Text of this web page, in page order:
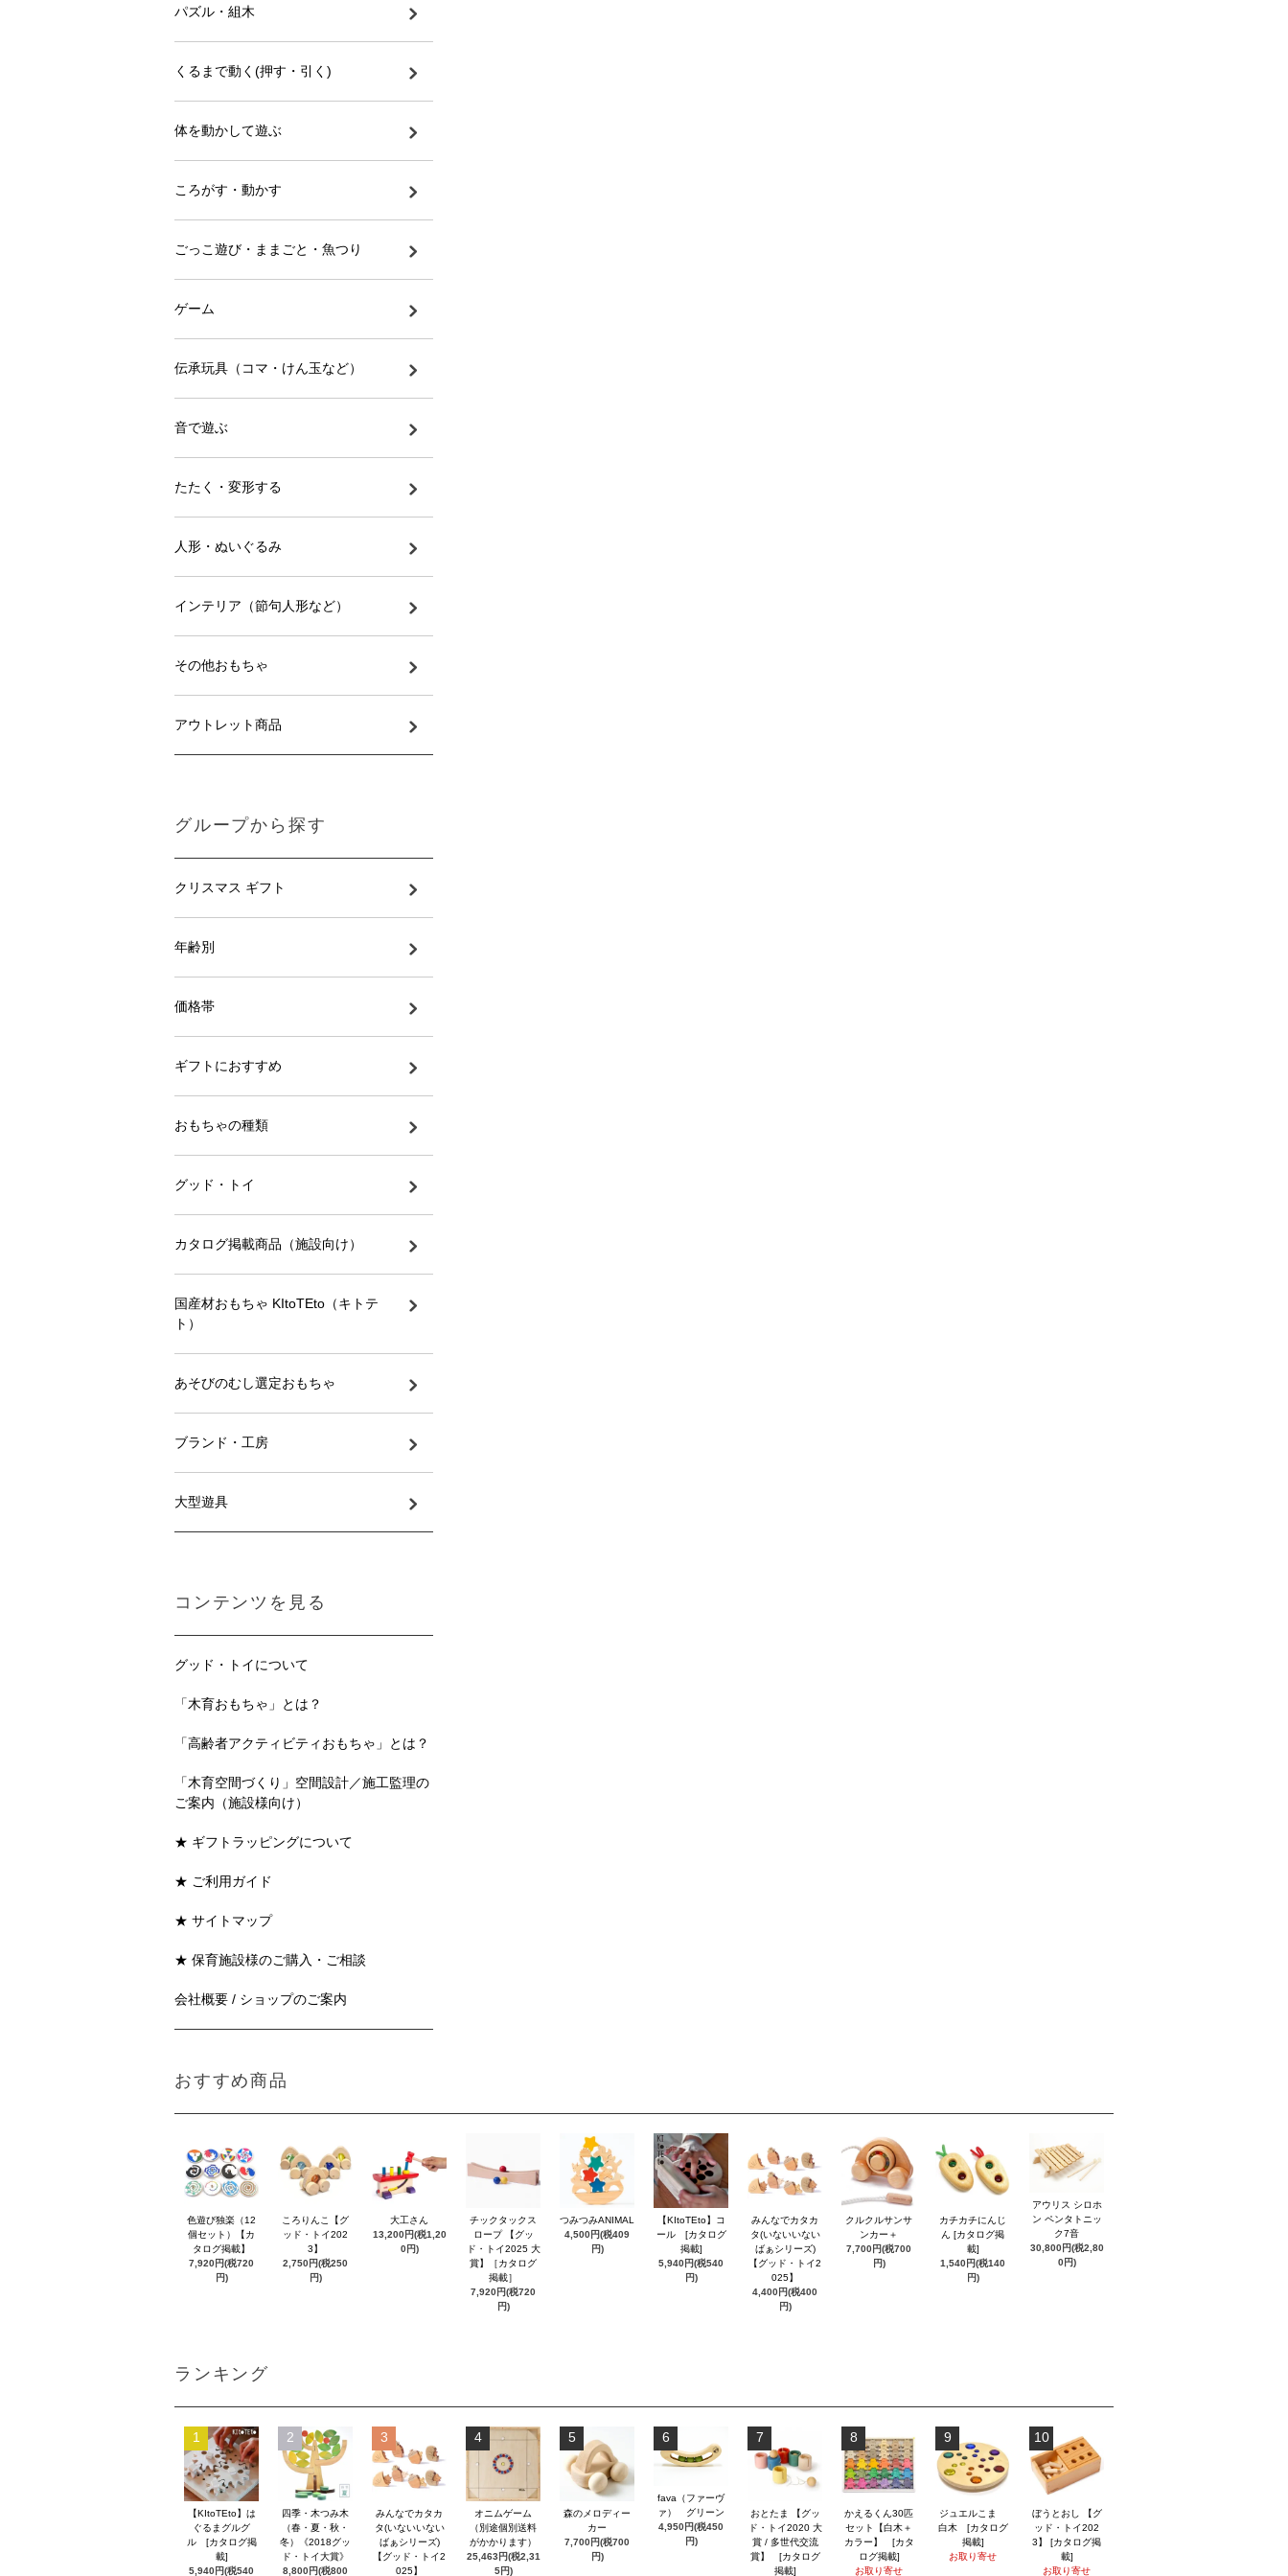
パズル・組木
くるまで動く(押す・引く)
体を動かして遊ぶ
ころがす・動かす
ごっこ遊び・ままごと・魚つり
ゲーム
伝承玩具（コマ・けん玉など）
音で遊ぶ
たたく・変形する
人形・ぬいぐるみ
インテリア（節句人形など）
その他おもちゃ
アウトレット商品
グループから探す
クリスマス ギフト
年齢別
価格帯
ギフトにおすすめ
おもちゃの種類
グッド・トイ
カタログ掲載商品（施設向け）
国産材おもちゃ KItoTEto（キトテ
ト）
あそびのむし選定おもちゃ
ブランド・工房
大型遊具
コンテンツを見る
グッド・トイについて
「木育おもちゃ」とは？
「高齢者アクティビティおもちゃ」とは？
「木育空間づくり」空間設計／施工監理の
ご案内（施設様向け）
★ ギフトラッピングについて
★ ご利用ガイド
★ サイトマップ
★ 保育施設様のご購入・ご相談
会社概要 / ショップのご案内
おすすめ商品
色遊び独楽（12
個セット）【カ
タログ掲載】
7,920円(税720
円)
ころりんこ【グ
ッド・トイ202
3】
2,750円(税250
円)
大工さん
13,200円(税1,20
0円)
チックタックス
ロープ 【グッ
ド・トイ2025 大
賞】［カタログ
掲載］
7,920円(税720
円)
つみつみANIMAL
4,500円(税409
円)
【KItoTEto】コ
ール [カタログ
掲載]
5,940円(税540
円)
みんなでカタカ
タ(いないいない
ばぁシリーズ)
【グッド・トイ2
025】
4,400円(税400
円)
クルクルサンサ
ンカー＋
7,700円(税700
円)
カチカチにんじ
ん [カタログ掲
載]
1,540円(税140
円)
アウリス シロホ
ン ペンタトニッ
ク7音
30,800円(税2,80
0円)
ランキング
1
【KItoTEto】は
ぐるまグルグ
ル [カタログ掲
載]
5,940円(税540
2
四季・木つみ木
（春・夏・秋・
冬）《2018グッ
ド・トイ大賞》
8,800円(税800
3
みんなでカタカ
タ(いないいない
ばぁシリーズ)
【グッド・トイ2
025】
4
オニムゲーム
（別途個別送料
がかかります）
25,463円(税2,31
5円)
5
森のメロディー
カー
7,700円(税700
円)
6
fava（ファーヴ
ァ） グリーン
4,950円(税450
円)
7
おとたま 【グッ
ド・トイ2020 大
賞 / 多世代交流
賞】 [カタログ
掲載]
8
かえるくん30匹
セット【白木＋
カラー】 [カタ
ログ掲載]
お取り寄せ
9
ジュエルこま
白木 [カタログ
掲載]
お取り寄せ
10
ぼうとおし 【グ
ッド・トイ202
3】 [カタログ掲
載]
お取り寄せ